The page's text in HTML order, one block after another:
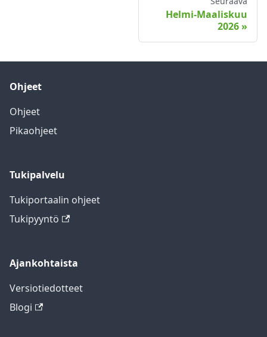
Helmi-Maaliskuu
2026
Ohjeet
Ohjeet
Pikaohjeet
Tukipalvelu
Tukiportaalin ohjeet
Tukipyyntö
Ajankohtaista
Versiotiedotteet
Blogi